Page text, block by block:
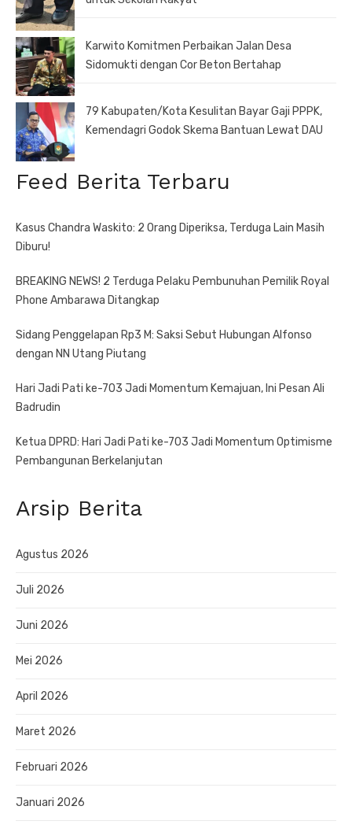
Karwito Komitmen Perbaikan Jalan Desa
Sidomukti dengan Cor Beton Bertahap
79 Kabupaten/Kota Kesulitan Bayar Gaji PPPK,
Kemendagri Godok Skema Bantuan Lewat DAU
Feed Berita Terbaru
Kasus Chandra Waskito: 2 Orang Diperiksa, Terduga Lain Masih
Diburu!
BREAKING NEWS! 2 Terduga Pelaku Pembunuhan Pemilik Royal
Phone Ambarawa Ditangkap
Sidang Penggelapan Rp3 M: Saksi Sebut Hubungan Alfonso
dengan NN Utang Piutang
Hari Jadi Pati ke-703 Jadi Momentum Kemajuan, Ini Pesan Ali
Badrudin
Ketua DPRD: Hari Jadi Pati ke-703 Jadi Momentum Optimisme
Pembangunan Berkelanjutan
Arsip Berita
Agustus 2026
Juli 2026
Juni 2026
Mei 2026
April 2026
Maret 2026
Februari 2026
Januari 2026